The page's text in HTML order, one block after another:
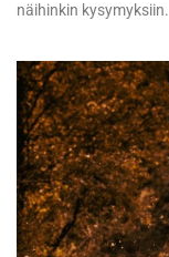
näihinkin kysymyksiin.